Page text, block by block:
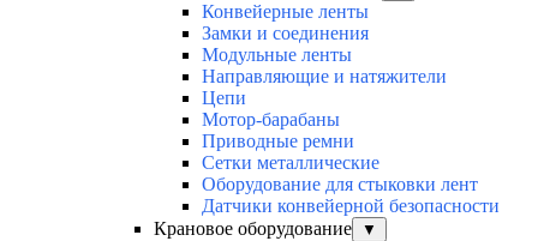
Конвейерные ленты
Замки и соединения
Модульные ленты
Направляющие и натяжители
Цепи
Мотор-барабаны
Приводные ремни
Сетки металлические
Оборудование для стыковки лент
Датчики конвейерной безопасности
Крановое оборудование
▼